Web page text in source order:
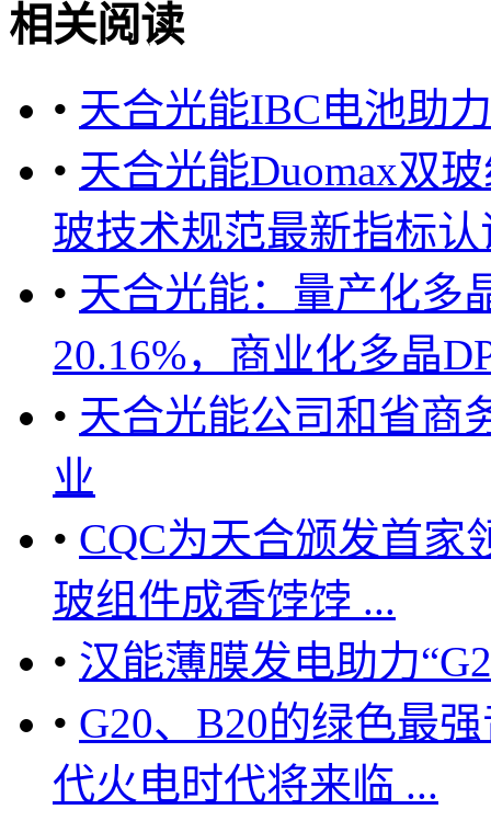
相关阅读
• 天合光能IBC电池助
• 天合光能Duomax双
玻技术规范最新指标认
• 天合光能：量产化多
20.16%，商业化多晶
• 天合光能公司和省商
业
• CQC为天合颁发首家
玻组件成香饽饽 ...
• 汉能薄膜发电助力
• G20、B20的绿色最
代火电时代将来临 ...